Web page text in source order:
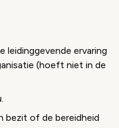
leidinggevende ervaring
(hoeft niet in de
bezit of de bereidheid